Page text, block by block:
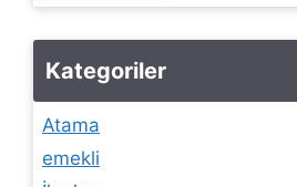
Kategoriler
Atama
emekli